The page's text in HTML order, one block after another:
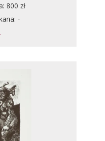
800 zł
-